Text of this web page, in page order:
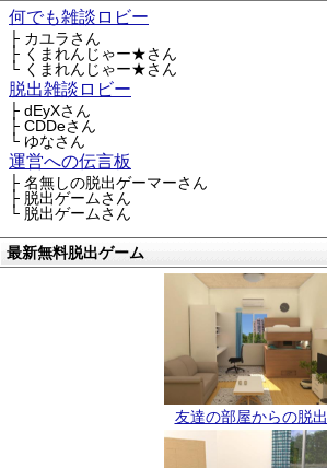
何でも雑談ロビー
├ カユラさん
├ くまれんじゃー★さん
└ くまれんじゃー★さん
脱出雑談ロビー
├ dEyXさん
├ CDDeさん
└ ゆなさん
運営への伝言板
├ 名無しの脱出ゲーマーさん
├ 脱出ゲームさん
└ 脱出ゲームさん
最新無料脱出ゲーム
友達の部屋からの脱出